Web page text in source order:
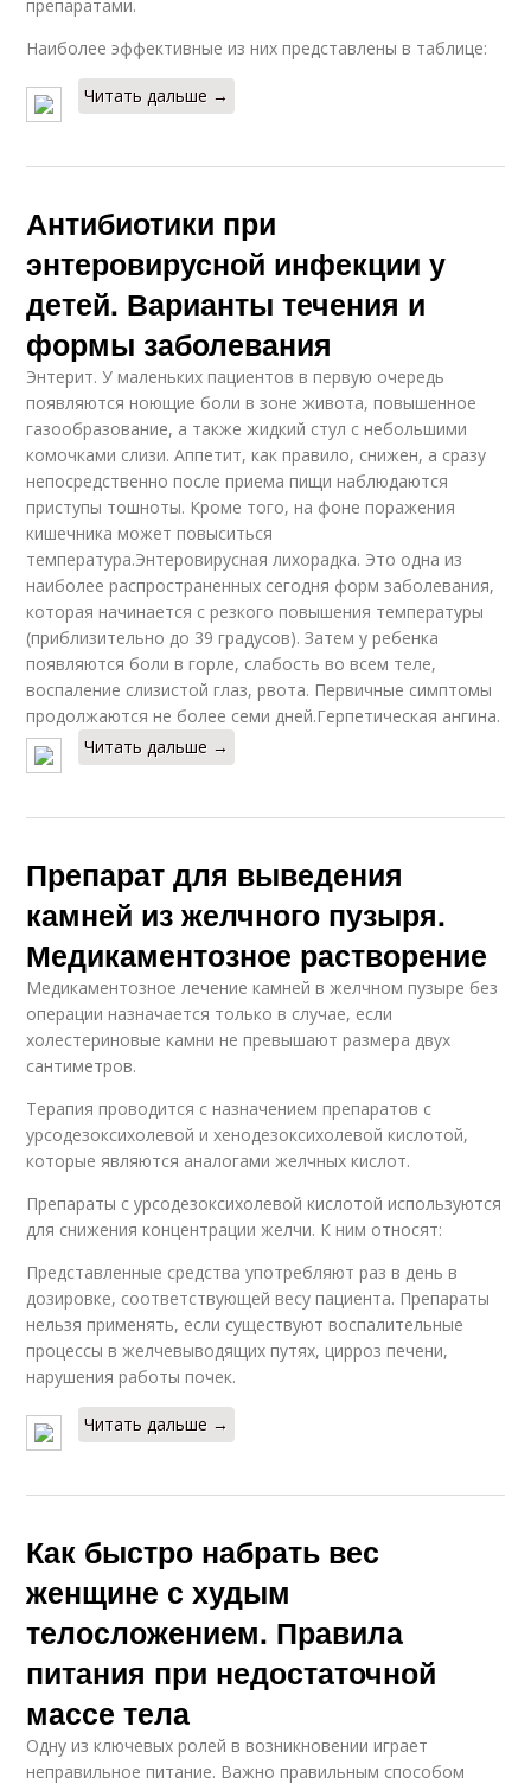
препаратами.
Наиболее эффективные из них представлены в таблице:
Читать дальше →
Антибиотики при
энтеровирусной инфекции у
детей. Варианты течения и
формы заболевания
Энтерит. У маленьких пациентов в первую очередь
появляются ноющие боли в зоне живота, повышенное
газообразование, а также жидкий стул с небольшими
комочками слизи. Аппетит, как правило, снижен, а сразу
непосредственно после приема пищи наблюдаются
приступы тошноты. Кроме того, на фоне поражения
кишечника может повыситься
температура.Энтеровирусная лихорадка. Это одна из
наиболее распространенных сегодня форм заболевания,
которая начинается с резкого повышения температуры
(приблизительно до 39 градусов). Затем у ребенка
появляются боли в горле, слабость во всем теле,
воспаление слизистой глаз, рвота. Первичные симптомы
продолжаются не более семи дней.Герпетическая ангина.
Читать дальше →
Препарат для выведения
камней из желчного пузыря.
Медикаментозное растворение
Медикаментозное лечение камней в желчном пузыре без
операции назначается только в случае, если
холестериновые камни не превышают размера двух
сантиметров.
Терапия проводится с назначением препаратов с
урсодезоксихолевой и хенодезоксихолевой кислотой,
которые являются аналогами желчных кислот.
Препараты с урсодезоксихолевой кислотой используются
для снижения концентрации желчи. К ним относят:
Представленные средства употребляют раз в день в
дозировке, соответствующей весу пациента. Препараты
нельзя применять, если существуют воспалительные
процессы в желчевыводящих путях, цирроз печени,
нарушения работы почек.
Читать дальше →
Как быстро набрать вес
женщине с худым
телосложением. Правила
питания при недостаточной
массе тела
Одну из ключевых ролей в возникновении играет
неправильное питание. Важно правильным способом